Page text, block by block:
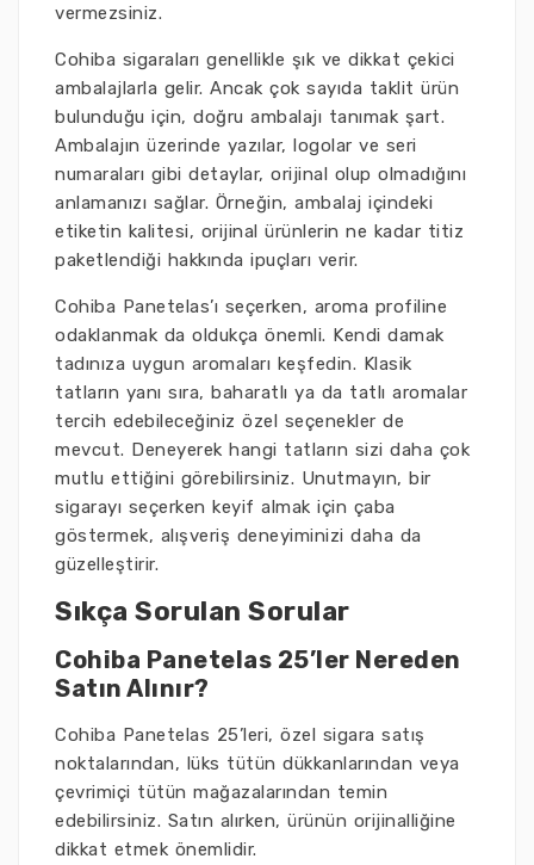
vermezsiniz.
Cohiba sigaraları genellikle şık ve dikkat çekici
ambalajlarla gelir. Ancak çok sayıda taklit ürün
bulunduğu için, doğru ambalajı tanımak şart.
Ambalajın üzerinde yazılar, logolar ve seri
numaraları gibi detaylar, orijinal olup olmadığını
anlamanızı sağlar. Örneğin, ambalaj içindeki
etiketin kalitesi, orijinal ürünlerin ne kadar titiz
paketlendiği hakkında ipuçları verir.
Cohiba Panetelas’ı seçerken, aroma profiline
odaklanmak da oldukça önemli. Kendi damak
tadınıza uygun aromaları keşfedin. Klasik
tatların yanı sıra, baharatlı ya da tatlı aromalar
tercih edebileceğiniz özel seçenekler de
mevcut. Deneyerek hangi tatların sizi daha çok
mutlu ettiğini görebilirsiniz. Unutmayın, bir
sigarayı seçerken keyif almak için çaba
göstermek, alışveriş deneyiminizi daha da
güzelleştirir.
Sıkça Sorulan Sorular
Cohiba Panetelas 25’ler Nereden
Satın Alınır?
Cohiba Panetelas 25’leri, özel sigara satış
noktalarından, lüks tütün dükkanlarından veya
çevrimiçi tütün mağazalarından temin
edebilirsiniz. Satın alırken, ürünün orijinalliğine
dikkat etmek önemlidir.